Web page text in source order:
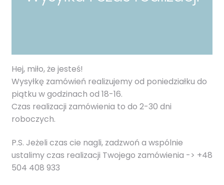
menu
Ubranka
Rozwiń
Kolekcje
Rozwiń
Na prezent
Personalizuj
Hej, miło, że jesteś!
Wysyłkę zamówień realizujemy od poniedziałku do
piątku w godzinach od 18-16.
Czas realizacji zamówienia to do 2-30 dni
roboczych.
P.S. Jeżeli czas cie nagli, zadzwoń a wspólnie
ustalimy czas realizacji Twojego zamówienia -> +48
504 408 933